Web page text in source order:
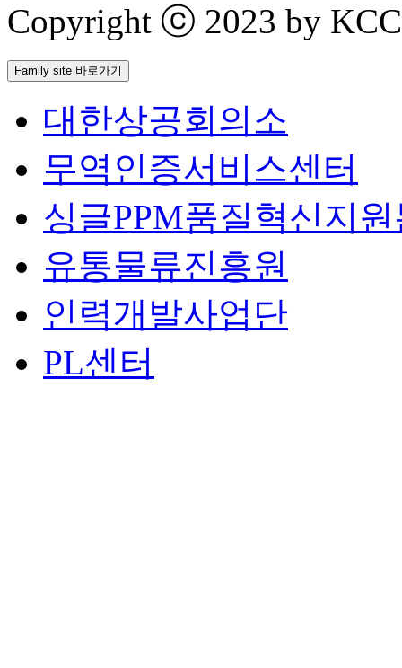
Copyright ⓒ 2023 by
Family site 바로가기
대한상공회의소
무역인증서비스센터
싱글PPM품질혁신지
유통물류진흥원
인력개발사업단
PL센터